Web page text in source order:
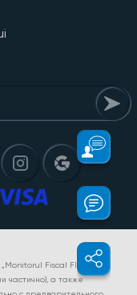
Fiscal FISC.MD”.
частично), а также